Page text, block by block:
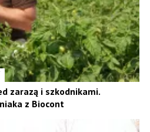
zarazą i szkodnikami.
z Biocont